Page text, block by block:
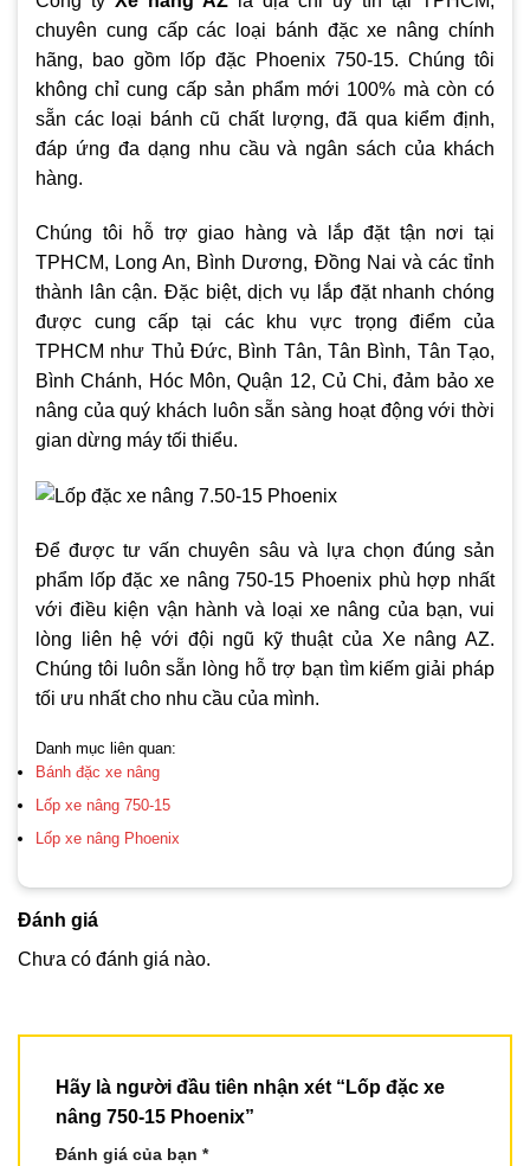
chuyên cung cấp các loại bánh đặc xe nâng chính
hãng, bao gồm lốp đặc Phoenix 750-15. Chúng tôi
không chỉ cung cấp sản phẩm mới 100% mà còn có
sẵn các loại bánh cũ chất lượng, đã qua kiểm định,
đáp ứng đa dạng nhu cầu và ngân sách của khách
hàng.
Chúng tôi hỗ trợ giao hàng và lắp đặt tận nơi tại
TPHCM, Long An, Bình Dương, Đồng Nai và các tỉnh
thành lân cận. Đặc biệt, dịch vụ lắp đặt nhanh chóng
được cung cấp tại các khu vực trọng điểm của
TPHCM như Thủ Đức, Bình Tân, Tân Bình, Tân Tạo,
Bình Chánh, Hóc Môn, Quận 12, Củ Chi, đảm bảo xe
nâng của quý khách luôn sẵn sàng hoạt động với thời
gian dừng máy tối thiểu.
Để được tư vấn chuyên sâu và lựa chọn đúng sản
phẩm lốp đặc xe nâng 750-15 Phoenix phù hợp nhất
với điều kiện vận hành và loại xe nâng của bạn, vui
lòng liên hệ với đội ngũ kỹ thuật của Xe nâng AZ.
Chúng tôi luôn sẵn lòng hỗ trợ bạn tìm kiếm giải pháp
tối ưu nhất cho nhu cầu của mình.
Danh mục liên quan:
Bánh đặc xe nâng
Lốp xe nâng 750-15
Lốp xe nâng Phoenix
Đánh giá
Chưa có đánh giá nào.
Hãy là người đầu tiên nhận xét “Lốp đặc xe
nâng 750-15 Phoenix”
Đánh giá của bạn *